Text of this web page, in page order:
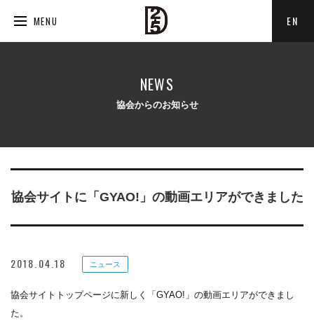
MENU EN
NEWS
協会からのお知らせ
協会サイトに「GYAO!」の動画エリアができました
2018.04.18 ニュース
協会サイトトップページに新しく「GYAO!」の動画エリアができまし
た。